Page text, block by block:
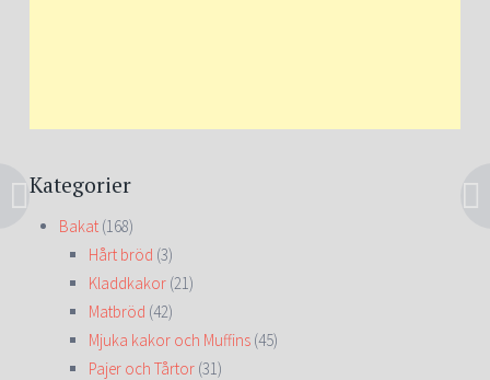
Kategorier
Bakat (168)
Hårt bröd (3)
Kladdkakor (21)
Matbröd (42)
Mjuka kakor och Muffins (45)
Pajer och Tårtor (31)